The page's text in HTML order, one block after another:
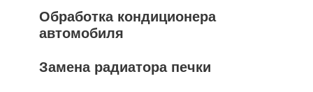
Обработка кондиционера
автомобиля
Замена радиатора печки